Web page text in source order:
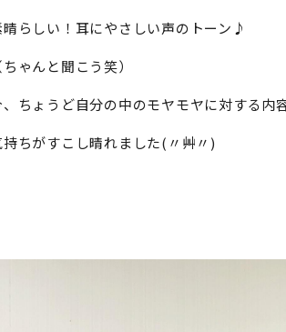
晴らしい！耳にやさしい声のトーン♪
ちゃんと聞こう笑）
、ちょうど自分の中のモヤモヤに対する内
持ちがすこし晴れました(〃艸〃)